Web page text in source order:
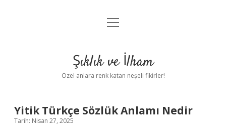
Anasayfa
Yasal Uyarı
menüyü
Şıklık ve İlham
Özel anlara renk katan neşeli fikirler!
Yitik Türkçe Sözlük Anlamı Nedir
Tarih: Nisan 27, 2025